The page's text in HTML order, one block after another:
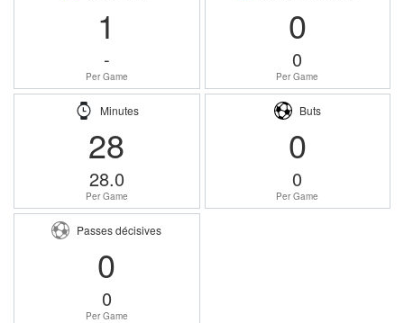
1
-
Per Game
0
0
Per Game
Minutes
28
28.0
Per Game
Buts
0
0
Per Game
Passes décisives
0
0
Per Game